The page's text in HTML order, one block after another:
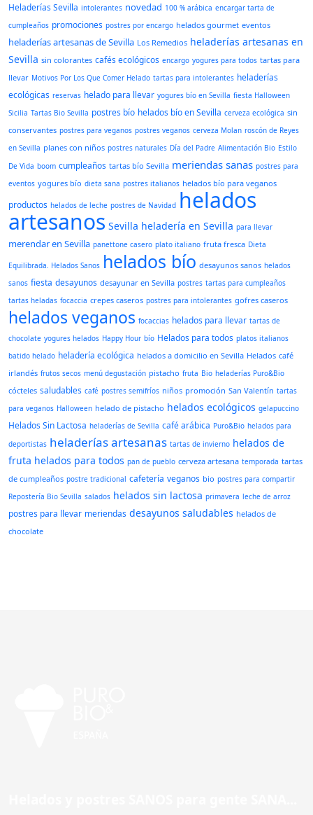
Heladerías Sevilla intolerantes novedad 100 % arábica encargar tarta de
cumpleaños promociones postres por encargo helados gourmet eventos
heladerías artesanas de Sevilla Los Remedios heladerías artesanas en
Sevilla sin colorantes cafés ecológicos encargo yogures para todos tartas para
llevar Motivos Por Los Que Comer Helado tartas para intolerantes heladerías
ecológicas reservas helado para llevar yogures bío en Sevilla fiesta Halloween
Sicilia Tartas Bio Sevilla postres bío helados bío en Sevilla cerveza ecológica sin
conservantes postres para veganos postres veganos cerveza Molan roscón de Reyes
en Sevilla planes con niños postres naturales Día del Padre Alimentación Bio Estilo
De Vida boom cumpleaños tartas bío Sevilla meriendas sanas postres para
eventos yogures bío dieta sana postres italianos helados bío para veganos
productos helados de leche postres de Navidad helados
artesanos Sevilla heladería en Sevilla para llevar
merendar en Sevilla panettone casero plato italiano fruta fresca Dieta
Equilibrada. Helados Sanos helados bío desayunos sanos helados
sanos fiesta desayunos desayunar en Sevilla postres tartas para cumpleaños
tartas heladas focaccia crepes caseros postres para intolerantes gofres caseros
helados veganos focaccias helados para llevar tartas de
chocolate yogures helados Happy Hour bío Helados para todos platos italianos
batido helado heladería ecológica helados a domicilio en Sevilla Helados café
irlandés frutos secos menú degustación pistacho fruta Bio heladerías Puro&Bio
cócteles saludables café postres semifríos niños promoción San Valentín tartas
para veganos Halloween helado de pistacho helados ecológicos gelapuccino
Helados Sin Lactosa heladerías de Sevilla café arábica Puro&Bio helados para
deportistas heladerías artesanas tartas de invierno helados de
fruta helados para todos pan de pueblo cerveza artesana temporada tartas
de cumpleaños postre tradicional cafetería veganos bio postres para compartir
Repostería Bio Sevilla salados helados sin lactosa primavera leche de arroz
postres para llevar meriendas desayunos saludables helados de
chocolate